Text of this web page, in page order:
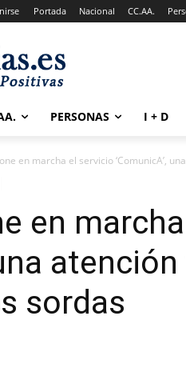
Portada Nacional CC.AA.
PERSONAS I + D
en marcha el servicio ‘ComunicA’,
en
sordas